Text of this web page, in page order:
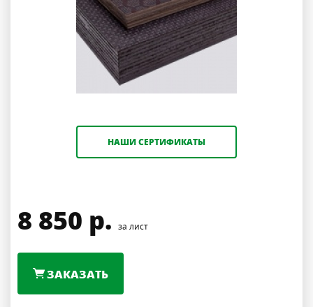
НАШИ СЕРТИФИКАТЫ
8 850 р. за лист
ЗАКАЗАТЬ